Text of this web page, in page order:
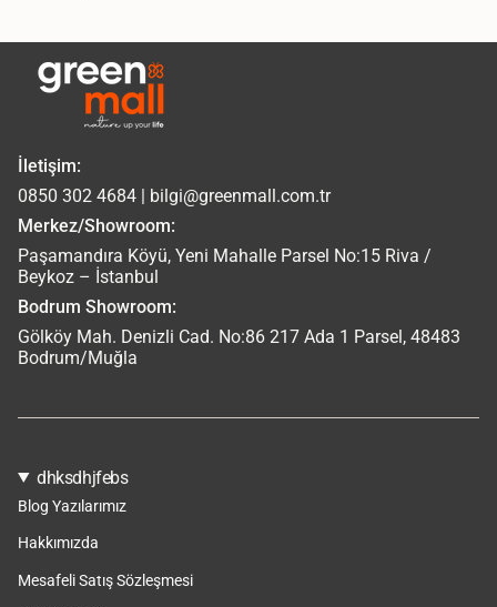
İletişim:
0850 302 4684 | bilgi@greenmall.com.tr
Merkez/Showroom:
Paşamandıra Köyü, Yeni Mahalle Parsel No:15 Riva /
Beykoz – İstanbul
Bodrum Showroom:
Gölköy Mah. Denizli Cad. No:86 217 Ada 1 Parsel, 48483
Bodrum/Muğla
dhksdhjfebs
Blog Yazılarımız
Hakkımızda
Mesafeli Satış Sözleşmesi